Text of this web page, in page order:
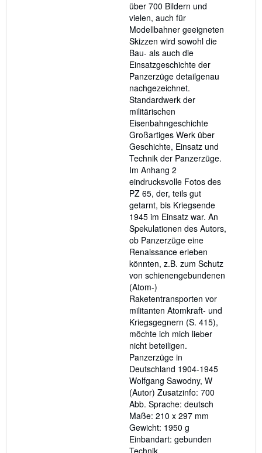
über 700 Bildern und
vielen, auch für
Modellbahner geeigneten
Skizzen wird sowohl die
Bau- als auch die
Einsatzgeschichte der
Panzerzüge detailgenau
nachgezeichnet.
Standardwerk der
militärischen
Eisenbahngeschichte
Großartiges Werk über
Geschichte, Einsatz und
Technik der Panzerzüge.
Im Anhang 2
eindrucksvolle Fotos des
PZ 65, der, teils gut
getarnt, bis Kriegsende
1945 im Einsatz war. An
Spekulationen des Autors,
ob Panzerzüge eine
Renaissance erleben
könnten, z.B. zum Schutz
von schienengebundenen
(Atom-)
Raketentransporten vor
militanten Atomkraft- und
Kriegsgegnern (S. 415),
möchte ich mich lieber
nicht beteiligen.
Panzerzüge in
Deutschland 1904-1945
Wolfgang Sawodny, W
(Autor) Zusatzinfo: 700
Abb. Sprache: deutsch
Maße: 210 x 297 mm
Gewicht: 1950 g
Einbandart: gebunden
Technik